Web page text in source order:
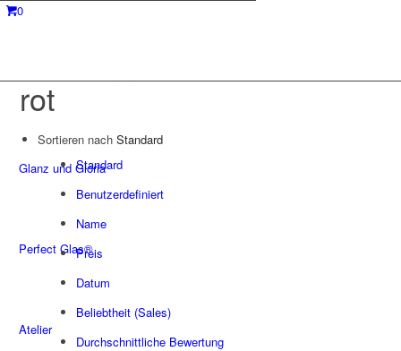
0
Glanz und Gloria
Perfect Glas®
Atelier
rot
Sortieren nachStandard
Standard
Benutzerdefiniert
Name
Preis
Datum
Beliebtheit (Sales)
Durchschnittliche Bewertung